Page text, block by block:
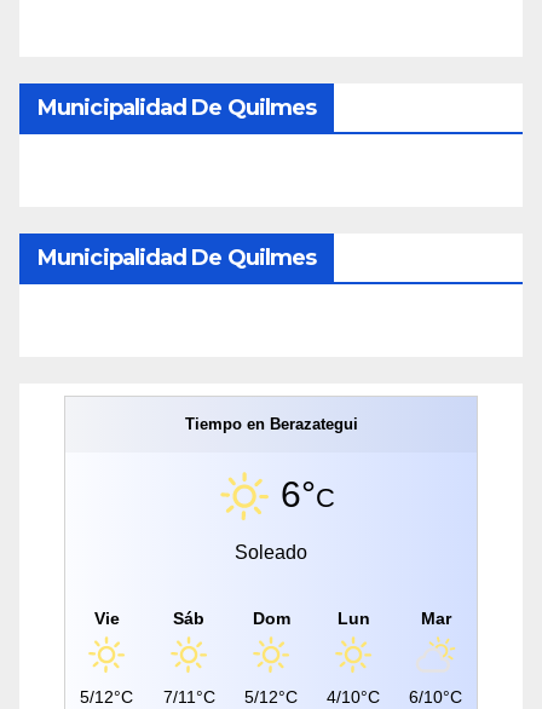
Municipalidad De Quilmes
Municipalidad De Quilmes
Tiempo en Berazategui
6°C
Soleado
Vie
5/12°C
Sáb
7/11°C
Dom
5/12°C
Lun
4/10°C
Mar
6/10°C